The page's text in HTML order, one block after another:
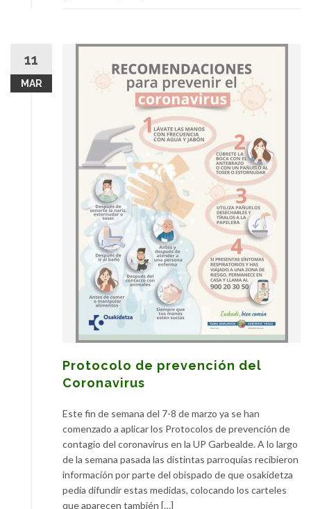
11
MAR
Protocolo de prevención del
Coronavirus
Este fin de semana del 7-8 de marzo ya se han
comenzado a aplicar los Protocolos de prevención de
contagio del coronavirus en la UP Garbealde. A lo largo
de la semana pasada las distintas parroquias recibieron
información por parte del obispado de que osakidetza
pedía difundir estas medidas, colocando los carteles
que aparecen también […]